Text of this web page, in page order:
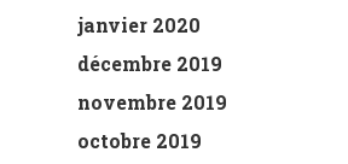
janvier 2020
décembre 2019
novembre 2019
octobre 2019